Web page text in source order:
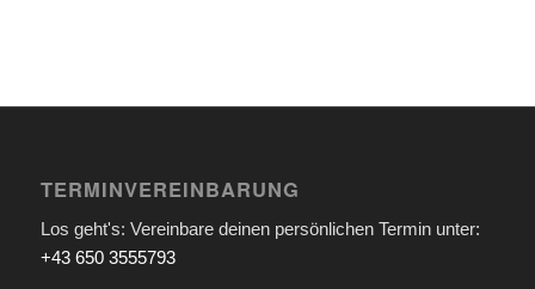
TERMINVEREINBARUNG
Los geht's: Vereinbare deinen persönlichen Termin unter:
+43 650 3555793